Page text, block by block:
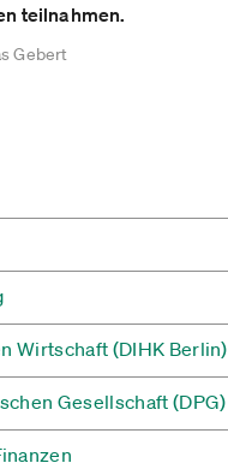
teilnahmen.
Gebert
Wirtschaft (DIHK Berlin)
Gesellschaft (DPG)